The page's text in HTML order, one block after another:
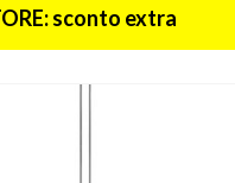
sconto extra